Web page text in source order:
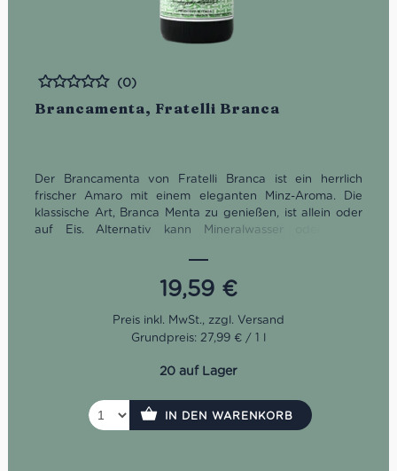
Brancamenta, Fratelli Branca
Bewertet
(0)
Der Brancamenta von Fratelli Branca ist ein herrlich
frischer Amaro mit einem eleganten Minz-Aroma. Die
klassische Art, Branca Menta zu genießen, ist allein oder
auf Eis. Alternativ kann Mineralwasser oder Tonic
19,59 €
Grundpreis: 27,99 € / 1 l
20 auf Lager
IN DEN WARENKORB